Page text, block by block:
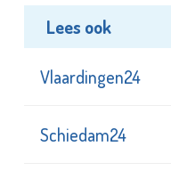
Lees ook
Vlaardingen24
Schiedam24